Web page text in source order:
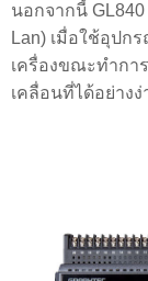
นอกจากนี้
Lan) เมื่อใช้อุปก
เครื่องขณะทำกา
เคลื่อนที่ได้อย่างง่